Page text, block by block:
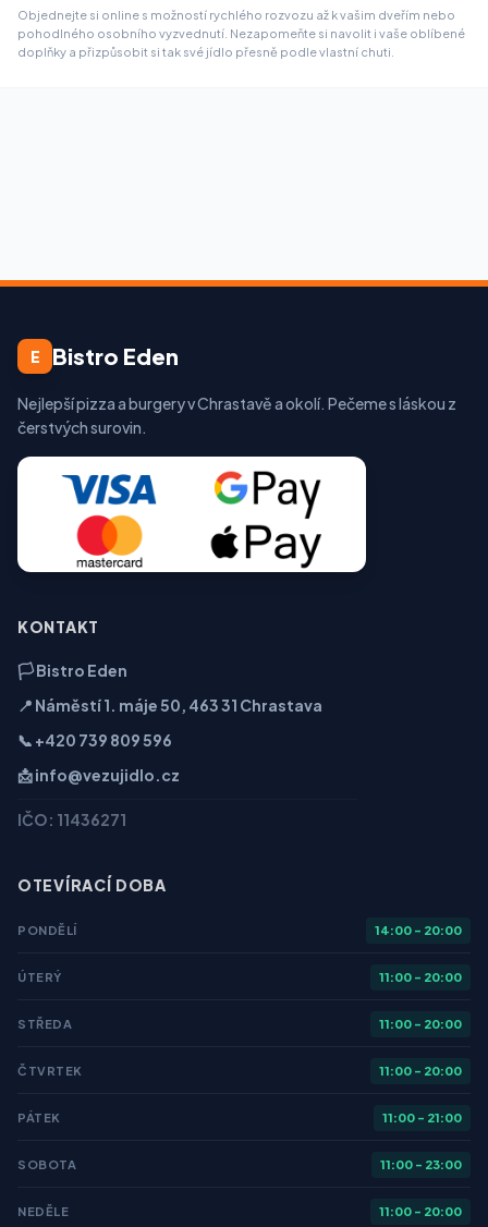
Objednejte si online s možností rychlého rozvozu až k vašim dveřím nebo
pohodlného osobního vyzvednutí. Nezapomeňte si navolit i vaše oblíbené
doplňky a přizpůsobit si tak své jídlo přesně podle vlastní chuti.
E Bistro Eden
Nejlepší pizza a burgery v Chrastavě a okolí. Pečeme s láskou z
čerstvých surovin.
KONTAKT
🏳️ Bistro Eden
📍 Náměstí 1. máje 50, 463 31 Chrastava
📞 +420 739 809 596
📩 info@vezujidlo.cz
IČO: 11436271
OTEVÍRACÍ DOBA
PONDĚLÍ 14:00 - 20:00
ÚTERÝ 11:00 - 20:00
STŘEDA 11:00 - 20:00
ČTVRTEK 11:00 - 20:00
PÁTEK 11:00 - 21:00
SOBOTA 11:00 - 23:00
NEDĚLE 11:00 - 20:00